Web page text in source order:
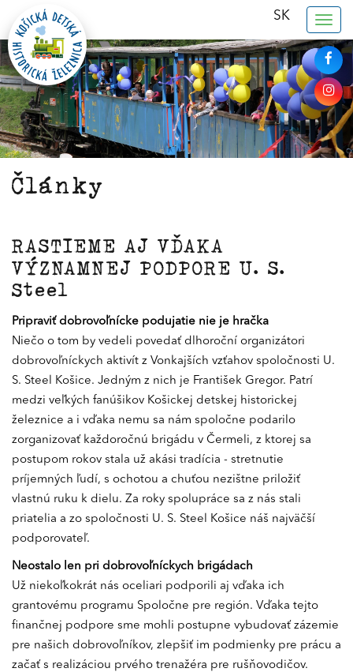
SK
Články
RASTIEME AJ VĎAKA
VÝZNAMNEJ PODPORE U. S.
Steel
Pripraviť dobrovoľnícke podujatie nie je hračka
Niečo o tom by vedeli povedať dlhoroční organizátori
dobrovoľníckych aktivít z Vonkajších vzťahov spoločnosti U.
S. Steel Košice. Jedným z nich je František Gregor. Patrí
medzi veľkých fanúšikov Košickej detskej historickej
železnice a i vďaka nemu sa nám spoločne podarilo
zorganizovať každoročnú brigádu v Čermeli, z ktorej sa
postupom rokov stala už akási tradícia - stretnutie
príjemných ľudí, s ochotou a chuťou nezištne priložiť
vlastnú ruku k dielu. Za roky spolupráce sa z nás stali
priatelia a zo spoločnosti U. S. Steel Košice náš najväčší
podporovateľ.
Neostalo len pri dobrovoľníckych brigádach
Už niekoľkokrát nás oceliari podporili aj vďaka ich
grantovému programu Spoločne pre región. Vďaka tejto
finančnej podpore sme mohli postupne vybudovať zázemie
pre našich dobrovoľníkov, zlepšiť im podmienky pre prácu a
začať s realizáciou prvého trenažéra pre rušňovodičov.